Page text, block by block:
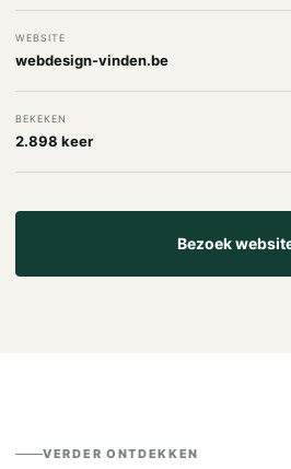
WEBSITE
webdesign-vinden.be
BEKEKEN
2.898 keer
Bezoek
VERDER ONTDEKKEN